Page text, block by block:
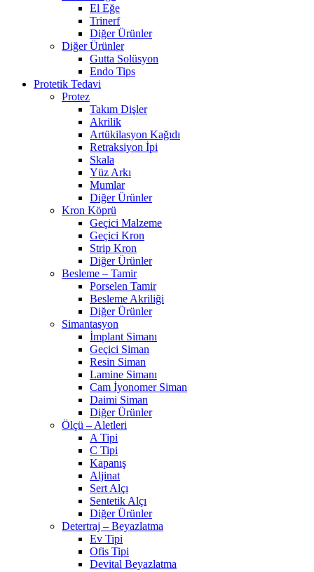
El Eğe
Trinerf
Diğer Ürünler
Diğer Ürünler
Gutta Solüsyon
Endo Tips
Protetik Tedavi
Protez
Takım Dişler
Akrilik
Artükilasyon Kağıdı
Retraksiyon İpi
Skala
Yüz Arkı
Mumlar
Diğer Ürünler
Kron Köprü
Geçici Malzeme
Geçici Kron
Strip Kron
Diğer Ürünler
Besleme – Tamir
Porselen Tamir
Besleme Akriliği
Diğer Ürünler
Simantasyon
İmplant Simanı
Geçici Siman
Resin Siman
Lamine Simanı
Cam İyonomer Siman
Daimi Siman
Diğer Ürünler
Ölçü – Aletleri
A Tipi
C Tipi
Kapanış
Aljinat
Sert Alçı
Sentetik Alçı
Diğer Ürünler
Detertraj – Beyazlatma
Ev Tipi
Ofis Tipi
Devital Beyazlatma